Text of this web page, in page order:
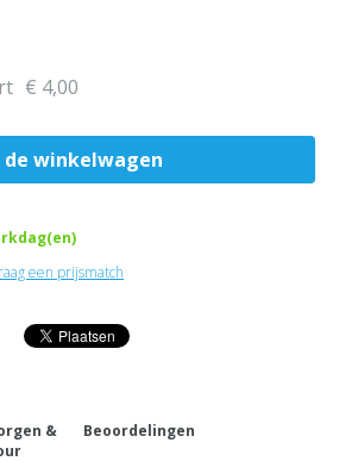
€ 4,00
een prijsmatch
&
Beoordelingen